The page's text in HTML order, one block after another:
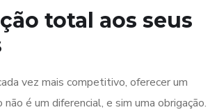
total aos seus
vez mais competitivo, oferecer um
é um diferencial, e sim uma obrigação.